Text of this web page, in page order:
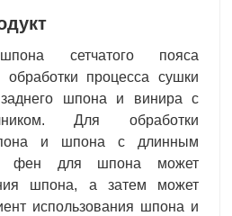
сетчатого пояса
обработки процесса сушки
шпона и винира с
Для обработки
и шпона с длинным
фен для шпона может
шпона, а затем может
использования шпона и